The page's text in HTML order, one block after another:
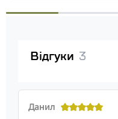
Відгуки 3
Данил